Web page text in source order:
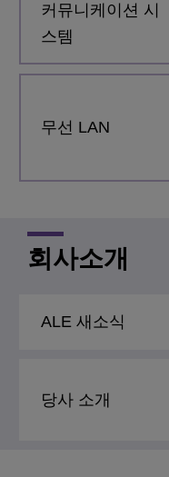
커뮤니케이션 시
스템
무선 LAN
회사소개
ALE 새소식
당사 소개